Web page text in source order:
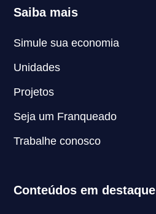
Saiba mais
Simule sua economia
Unidades
Projetos
Seja um Franqueado
Trabalhe conosco
Conteúdos em destaque